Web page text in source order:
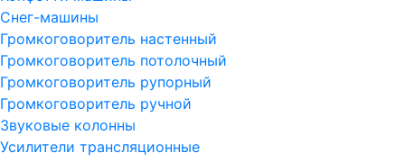
Снег-машины
Громкоговоритель настенный
Громкоговоритель потолочный
Громкоговоритель рупорный
Громкоговоритель ручной
Звуковые колонны
Усилители трансляционные